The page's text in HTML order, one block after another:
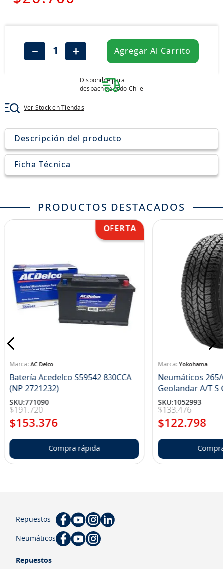
＋
－ Agregar Al Carrito
Disponible para
despacho a todo Chile
Ver Stock en Tiendas
Descripción del producto
Ficha Técnica
PRODUCTOS DESTACADOS
AC Delco
Batería Acedelco S59542 830CCA
(NP 2721232)
SKU:771090
$191.720
$153.376
Compra rápida
Yokohama
Neumáticos 265/
SKU:1052993
$133.476
$122.798
Repuestos
Neumáticos
Repuestos
7.
chevrolet
jockey john deere